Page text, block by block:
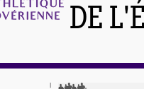
DE